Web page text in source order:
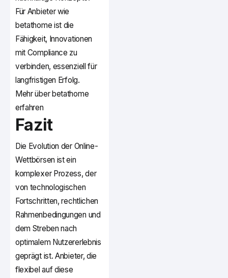
Für Anbieter wie
betathome ist die
Fähigkeit, Innovationen
mit Compliance zu
verbinden, essenziell für
langfristigen Erfolg.
Mehr über betathome
erfahren
Fazit
Die Evolution der Online-
Wettbörsen ist ein
komplexer Prozess, der
von technologischen
Fortschritten, rechtlichen
Rahmenbedingungen und
dem Streben nach
optimalem Nutzererlebnis
geprägt ist. Anbieter, die
flexibel auf diese